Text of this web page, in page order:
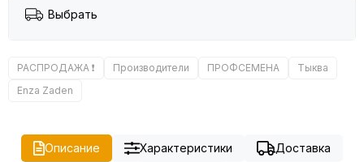
Выбрать
РАСПРОДАЖА ❗️ Производители ПРОФСЕМЕНА
Тыква
Enza Zaden
Описание Характеристики
Доставка